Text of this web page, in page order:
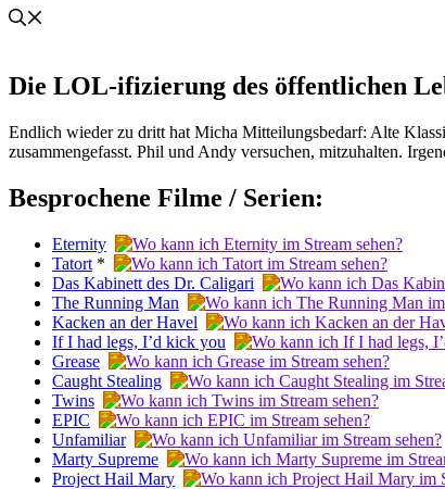
Die LOL-ifizierung des öffentlichen
Endlich wieder zu dritt hat Micha Mitteilungsbedarf: Alte
zusammengefasst. Phil und Andy versuchen, mitzuhalten.
Besprochene Filme / Serien:
Eternity
Tatort *
Das Kabinett des Dr. Caligari
The Running Man
Kacken an der Havel
If I had legs, I’d kick you
Grease
Caught Stealing
Twins
EPIC
Unfamiliar
Marty Supreme
Project Hail Mary